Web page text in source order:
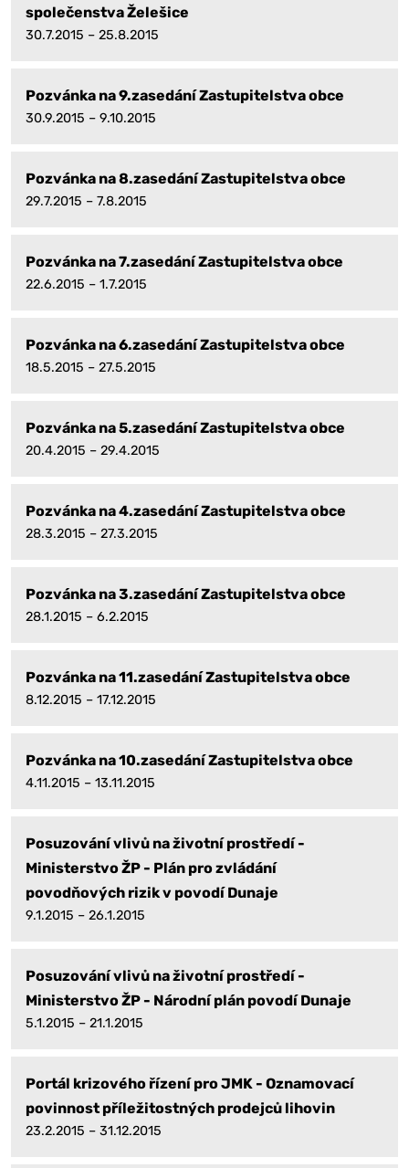
společenstva Želešice
30.7.2015 – 25.8.2015
Pozvánka na 9.zasedání Zastupitelstva obce
30.9.2015 – 9.10.2015
Pozvánka na 8.zasedání Zastupitelstva obce
29.7.2015 – 7.8.2015
Pozvánka na 7.zasedání Zastupitelstva obce
22.6.2015 – 1.7.2015
Pozvánka na 6.zasedání Zastupitelstva obce
18.5.2015 – 27.5.2015
Pozvánka na 5.zasedání Zastupitelstva obce
20.4.2015 – 29.4.2015
Pozvánka na 4.zasedání Zastupitelstva obce
28.3.2015 – 27.3.2015
Pozvánka na 3.zasedání Zastupitelstva obce
28.1.2015 – 6.2.2015
Pozvánka na 11.zasedání Zastupitelstva obce
8.12.2015 – 17.12.2015
Pozvánka na 10.zasedání Zastupitelstva obce
4.11.2015 – 13.11.2015
Posuzování vlivů na životní prostředí -
Ministerstvo ŽP - Plán pro zvládání
povodňových rizik v povodí Dunaje
9.1.2015 – 26.1.2015
Posuzování vlivů na životní prostředí -
Ministerstvo ŽP - Národní plán povodí Dunaje
5.1.2015 – 21.1.2015
Portál krizového řízení pro JMK - Oznamovací
povinnost příležitostných prodejců lihovin
23.2.2015 – 31.12.2015